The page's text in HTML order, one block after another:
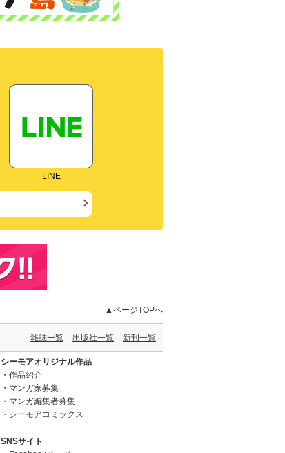
LINE
▲ページTOPへ
雑誌一覧 出版社一覧 新刊一覧
シーモアオリジナル作品
作品紹介
マンガ家募集
マンガ編集者募集
シーモアコミックス
SNSサイト